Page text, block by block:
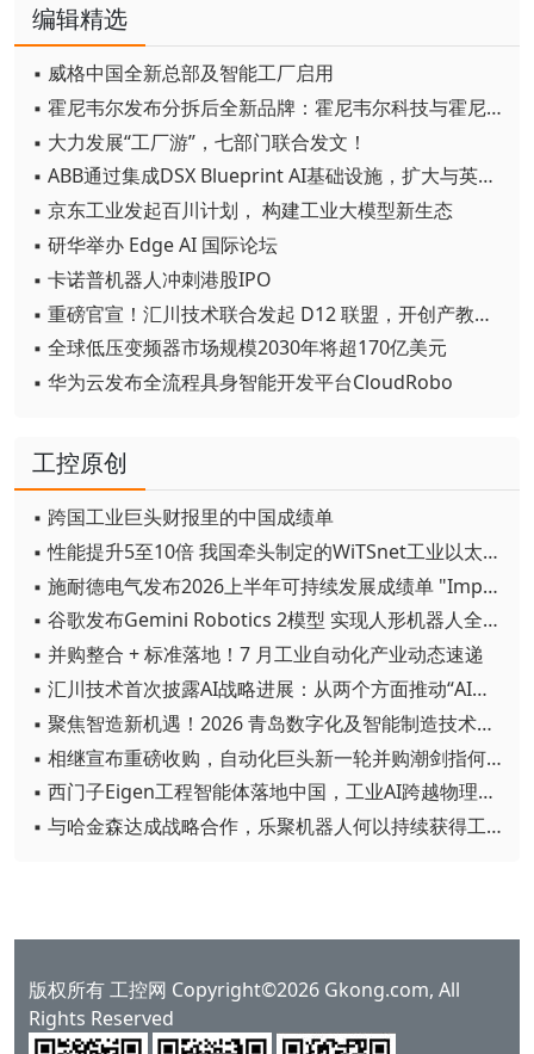
编辑精选
▪ 威格中国全新总部及智能工厂启用
▪ 霍尼韦尔发布分拆后全新品牌：霍尼韦尔科技与霍尼韦尔航空航天
▪ 大力发展“工厂游”，七部门联合发文！
▪ ABB通过集成DSX Blueprint AI基础设施，扩大与英伟达的合作
▪ 京东工业发起百川计划， 构建工业大模型新生态
▪ 研华举办 Edge AI 国际论坛
▪ 卡诺普机器人冲刺港股IPO
▪ 重磅官宣！汇川技术联合发起 D12 联盟，开创产教融合新范式
▪ 全球低压变频器市场规模2030年将超170亿美元
▪ 华为云发布全流程具身智能开发平台CloudRobo
工控原创
▪ 跨国工业巨头财报里的中国成绩单
▪ 性能提升5至10倍 我国牵头制定的WiTSnet工业以太网国际标准正式发布
▪ 施耐德电气发布2026上半年可持续发展成绩单 "Impact 2030"路线图开局稳健
▪ 谷歌发布Gemini Robotics 2模型 实现人形机器人全身智能控制突破
▪ 并购整合 + 标准落地！7 月工业自动化产业动态速递
▪ 汇川技术首次披露AI战略进展：从两个方面推动“AI业务化”落地
▪ 聚焦智造新机遇！2026 青岛数字化及智能制造技术论坛圆满落幕
▪ 相继宣布重磅收购，自动化巨头新一轮并购潮剑指何方？
▪ 西门子Eigen工程智能体落地中国，工业AI跨越物理世界“确定性”拐点
▪ 与哈金森达成战略合作，乐聚机器人何以持续获得工业巨头青睐？
版权所有 工控网 Copyright©2026 Gkong.com, All
Rights Reserved